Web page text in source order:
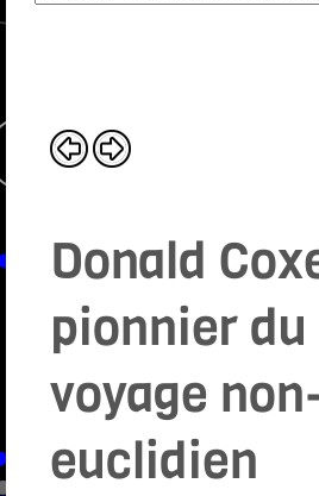
Donald
pionnier du
voyage
euclidien